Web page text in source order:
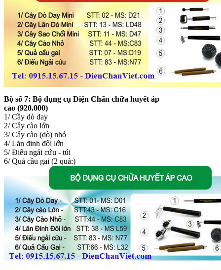
Bộ số 7: Bộ dụng cụ Diện Chẩn chữa huyết áp
cao (920.000)
1/ Cầy dò day
2/ Cây cào lớn
3/ Cây cào (dò) nhỏ
4/ Lăn đinh đôi lớn
5/ Điếu ngải cứu - túi
6/ Quả cầu gai (2 quả:)